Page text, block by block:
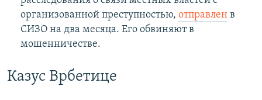
организованной преступностью, отправленв
СИЗО на два месяца. Его обвиняют в
мошенничестве.
Казус Врбетице